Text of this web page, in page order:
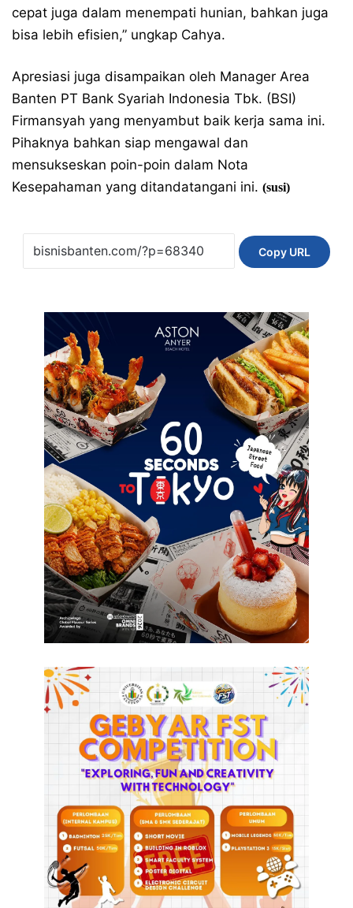
cepat juga dalam menempati hunian, bahkan juga
bisa lebih efisien,” ungkap Cahya.
Apresiasi juga disampaikan oleh Manager Area
Banten PT Bank Syariah Indonesia Tbk. (BSI)
Firmansyah yang menyambut baik kerja sama ini.
Pihaknya bahkan siap mengawal dan
mensukseskan poin-poin dalam Nota
Kesepahaman yang ditandatangani ini. (susi)
Copy URL